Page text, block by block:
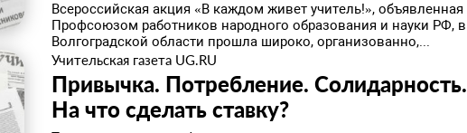
Всероссийская акция «В каждом живет учитель!», объявленная
Профсоюзом работников народного образования и науки РФ, в
Волгоградской области прошла широко, организованно,...
Учительская газета UG.RU
Привычка. Потребление. Солидарность.
На что сделать ставку?